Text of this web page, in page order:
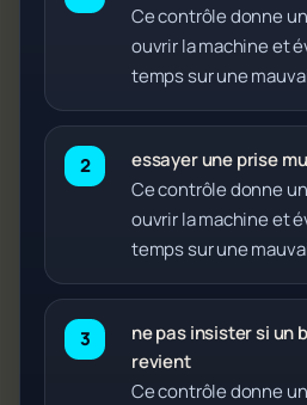
Ce contrôle donne
ouvrir la machine et
temps sur une
essayer une prise
Ce contrôle donne
ouvrir la machine et
temps sur une
ne pas insister si un
revient
Ce contrôle donne